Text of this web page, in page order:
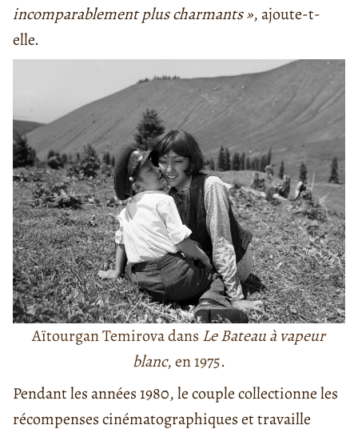
incomparablement plus charmants », ajoute-t-
elle.
Aïtourgan Temirova dans Le Bateau à vapeur
blanc, en 1975.
Pendant les années 1980, le couple collectionne les
récompenses cinématographiques et travaille